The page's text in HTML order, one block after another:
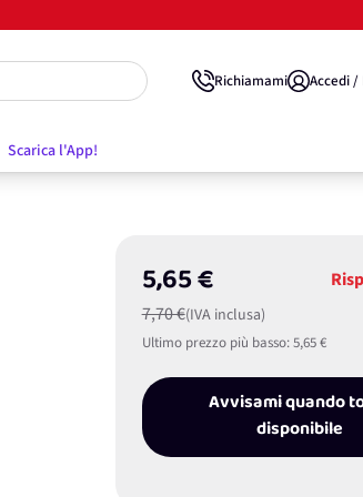
Scarica l'App!
Richiamami Accedi
5,65 €
7,70 €(IVA inclusa)
Ultimo prezzo più basso:5,65 €
Avvisami quando
disponibile